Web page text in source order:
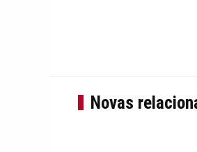
Novas